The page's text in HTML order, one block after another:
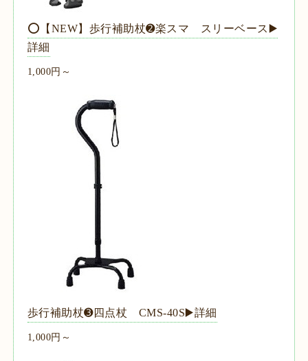
⭕【NEW】歩行補助杖➋楽スマ スリーベース▶️
詳細
1,000円～
歩行補助杖➌四点杖 CMS-40S▶️詳細
1,000円～